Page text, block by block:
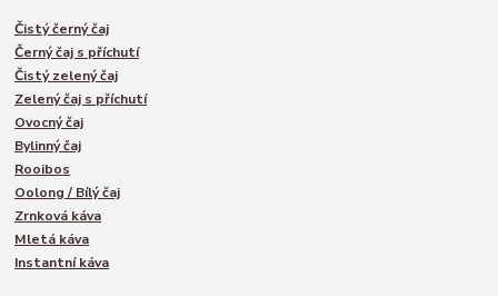
Čistý černý čaj
Černý čaj s příchutí
Čistý zelený čaj
Zelený čaj s příchutí
Ovocný čaj
Bylinný čaj
Rooibos
Oolong / Bílý čaj
Zrnková káva
Mletá káva
Instantní káva